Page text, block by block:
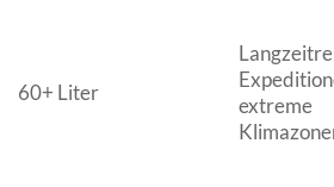
60+ Liter
extreme